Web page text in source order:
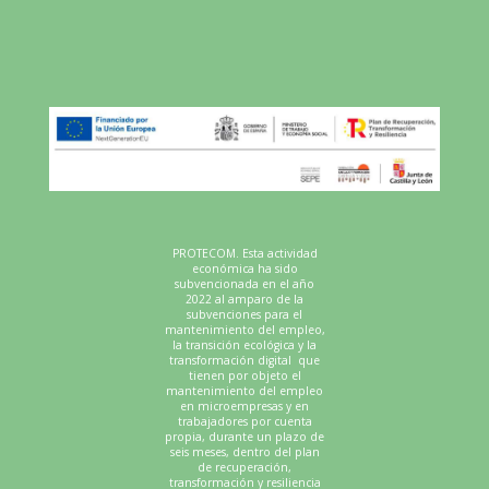
PROTECOM. Esta actividad
económica ha sido
subvencionada en el año
2022 al amparo de la
subvenciones para el
mantenimiento del empleo,
la transición ecológica y la
transformación digital que
tienen por objeto el
mantenimiento del empleo
en microempresas y en
trabajadores por cuenta
propia, durante un plazo de
seis meses, dentro del plan
de recuperación,
transformación y resiliencia